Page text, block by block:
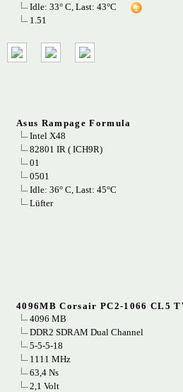
Idle: 33° C, Last: 43°C
1.51
Asus Rampage Formula
Intel X48
82801 IR ( ICH9R)
01
0501
Idle: 36° C, Last: 45°C
Lüfter
4096MB Corsair PC2-1066 CL5
4096 MB
DDR2 SDRAM Dual Channel
5-5-5-18
1111 MHz
63,4 Ns
2,1 Volt